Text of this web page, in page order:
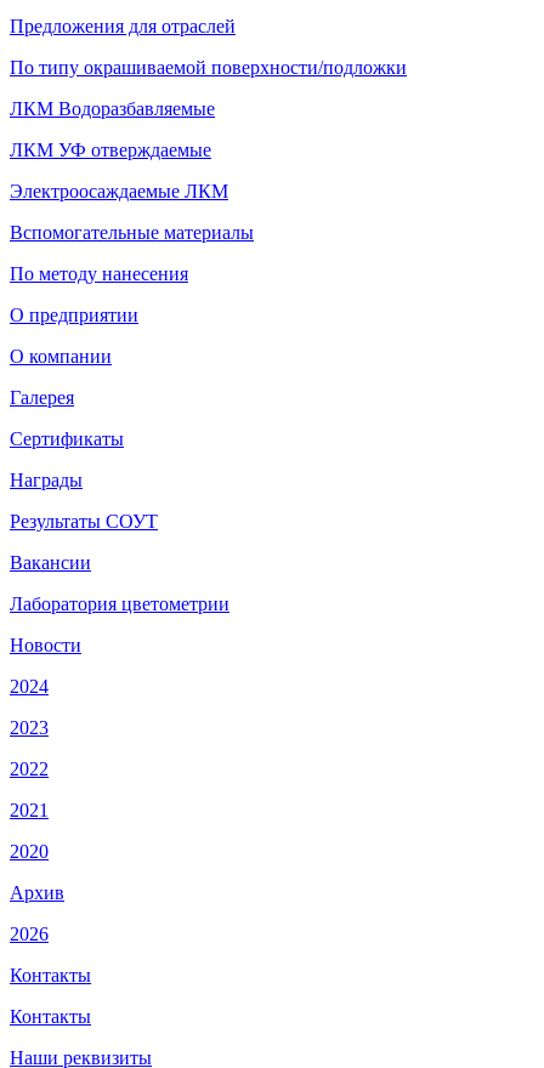
Предложения для отраслей
По типу окрашиваемой поверхности/подложки
ЛКМ Водоразбавляемые
ЛКМ УФ отверждаемые
Электроосаждаемые ЛКМ
Вспомогательные материалы
По методу нанесения
О предприятии
О компании
Галерея
Сертификаты
Награды
Результаты СОУТ
Вакансии
Лаборатория цветометрии
Новости
2024
2023
2022
2021
2020
Архив
2026
Контакты
Контакты
Наши реквизиты